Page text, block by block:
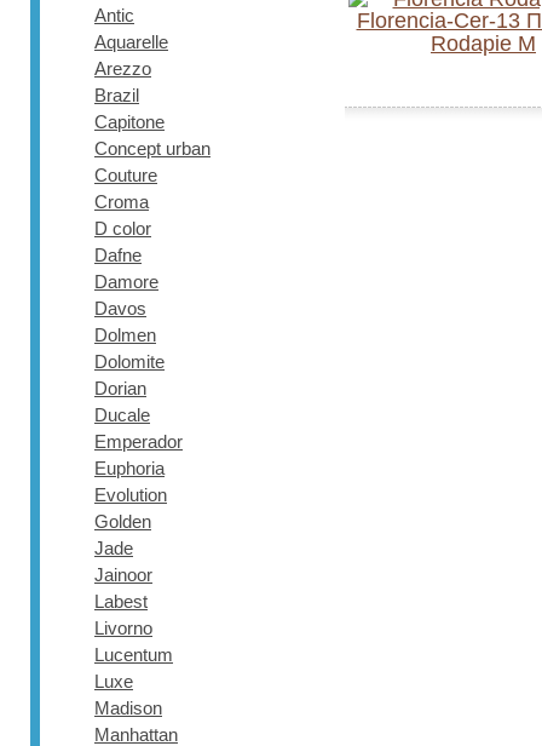
Antic
Aquarelle
Arezzo
Brazil
Capitone
Concept urban
Couture
Croma
D color
Dafne
Damore
Davos
Dolmen
Dolomite
Dorian
Ducale
Emperador
Euphoria
Evolution
Golden
Jade
Jainoor
Labest
Livorno
Lucentum
Luxe
Madison
Manhattan
Rodapie M